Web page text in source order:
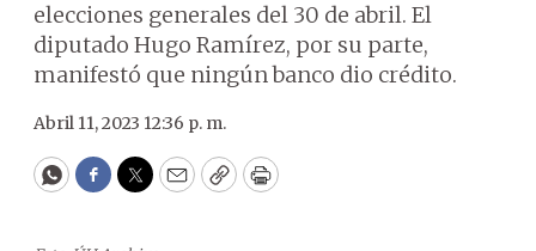
elecciones generales del 30 de abril. El
diputado Hugo Ramírez, por su parte,
manifestó que ningún banco dio crédito.
Abril 11, 2023 12:36 p. m.
WhatsApp
Facebook
Twitter
EmailCopyPrint